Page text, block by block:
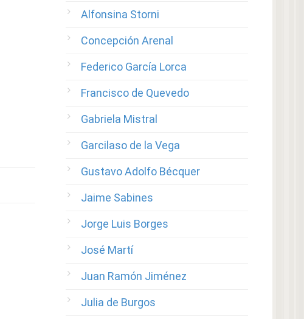
Alfonsina Storni
Concepción Arenal
Federico García Lorca
Francisco de Quevedo
Gabriela Mistral
Garcilaso de la Vega
Gustavo Adolfo Bécquer
Jaime Sabines
Jorge Luis Borges
José Martí
Juan Ramón Jiménez
Julia de Burgos